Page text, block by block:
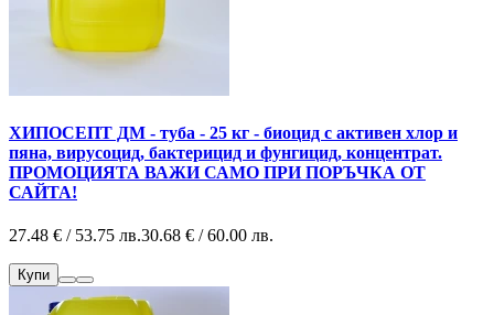
ХИПОСЕПТ ДМ - туба - 25 кг - биоцид с активен хлор и
пяна, вирусоцид, бактерицид и фунгицид, концентрат.
ПРОМОЦИЯТА ВАЖИ САМО ПРИ ПОРЪЧКА ОТ
САЙТА!
27.48 € / 53.75 лв.30.68 € / 60.00 лв.
Купи